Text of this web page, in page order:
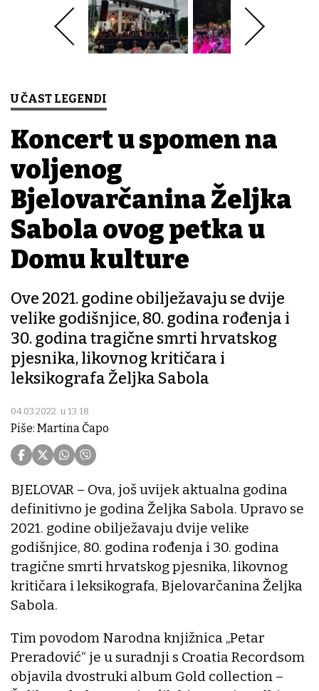
U ČAST LEGENDI
Koncert u spomen na
voljenog
Bjelovarčanina Željka
Sabola ovog petka u
Domu kulture
Ove 2021. godine obilježavaju se dvije
velike godišnjice, 80. godina rođenja i
30. godina tragične smrti hrvatskog
pjesnika, likovnog kritičara i
leksikografa Željka Sabola
04.03.2022. u 13:18
Piše: Martina Čapo
BJELOVAR – Ova, još uvijek aktualna godina
definitivno je godina Željka Sabola. Upravo se
2021. godine obilježavaju dvije velike
godišnjice, 80. godina rođenja i 30. godina
tragične smrti hrvatskog pjesnika, likovnog
kritičara i leksikografa, Bjelovarčanina Željka
Sabola.
Tim povodom Narodna knjižnica „Petar
Preradović“ je u suradnji s Croatia Recordsom
objavila dvostruki album Gold collection –